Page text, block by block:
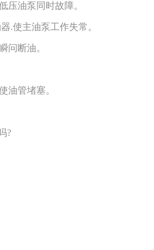
油泵同时故障。
使主油泵工作失常。
断油。
管堵塞。
?